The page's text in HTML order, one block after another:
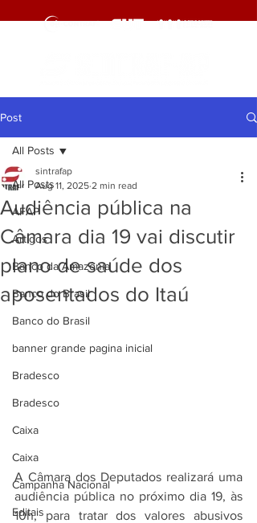
Post
All Posts
AFAP
Artigos
Banco da Amazônia
Banco do Brasil
Banco do Brasil
banner grande pagina inicial
Bradesco
Bradesco
Caixa
Caixa
Campanha Nacional
Editais
All Posts
Audiência pública na
Câmara dia 19 vai discutir
plano de saúde dos
aposentados do Itaú
sintrafap
Aug 11, 2025 2 min read
A Câmara dos Deputados realizará uma
audiência pública no próximo dia 19, às
10h, para tratar dos valores abusivos